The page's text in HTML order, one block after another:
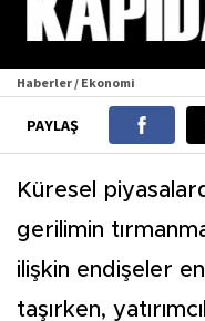
Haberler / Ekonomi
PAYLAŞ
Küresel
gerilimin
ilişkin endişeler
taşırken,